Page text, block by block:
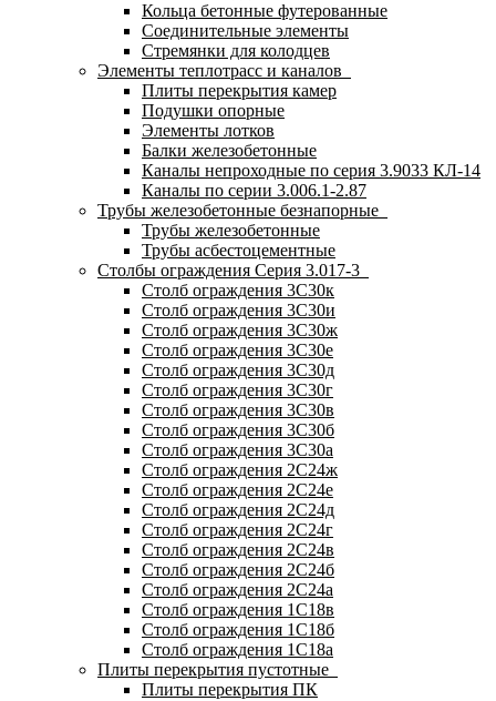
Кольца бетонные футерованные
Соединительные элементы
Стремянки для колодцев
Элементы теплотрасс и каналов
Плиты перекрытия камер
Подушки опорные
Элементы лотков
Балки железобетонные
Каналы непроходные по серия 3.9033 КЛ-14
Каналы по серии 3.006.1-2.87
Трубы железобетонные безнапорные
Трубы железобетонные
Трубы асбестоцементные
Столбы ограждения Серия 3.017-3
Столб ограждения 3С30к
Столб ограждения 3С30и
Столб ограждения 3С30ж
Столб ограждения 3С30е
Столб ограждения 3С30д
Столб ограждения 3С30г
Столб ограждения 3С30в
Столб ограждения 3С30б
Столб ограждения 3С30а
Столб ограждения 2С24ж
Столб ограждения 2С24е
Столб ограждения 2С24д
Столб ограждения 2С24г
Столб ограждения 2С24в
Столб ограждения 2С24б
Столб ограждения 2С24а
Столб ограждения 1С18в
Столб ограждения 1С18б
Столб ограждения 1С18а
Плиты перекрытия пустотные
Плиты перекрытия ПК